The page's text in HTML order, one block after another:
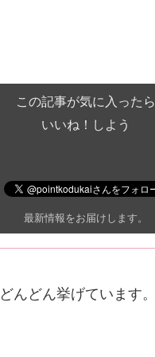
この記事が気に入ったら
いいね！しよう
最新情報をお届けします。
んどん挙げています。